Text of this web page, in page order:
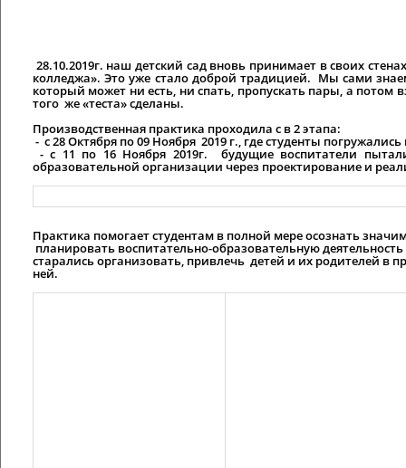
28.10.2019г. наш детский сад вновь принимает в своих
колледжа». Это уже стало доброй традицией. Мы сами
который может ни есть, ни спать, пропускать пары, а
того же «теста» сделаны.
Производственная практика проходила с в 2 этапа:
- с 28 Октября по 09 Ноября 2019 г., где студенты
- с 11 по 16 Ноября 2019г. будущие воспитатели
образовательной организации через проектирование и
Практика помогает студентам в полной мере осознать
планировать воспитательно-образовательную
старалисьорганизовать, привлечь детей и их родителей в
ней.